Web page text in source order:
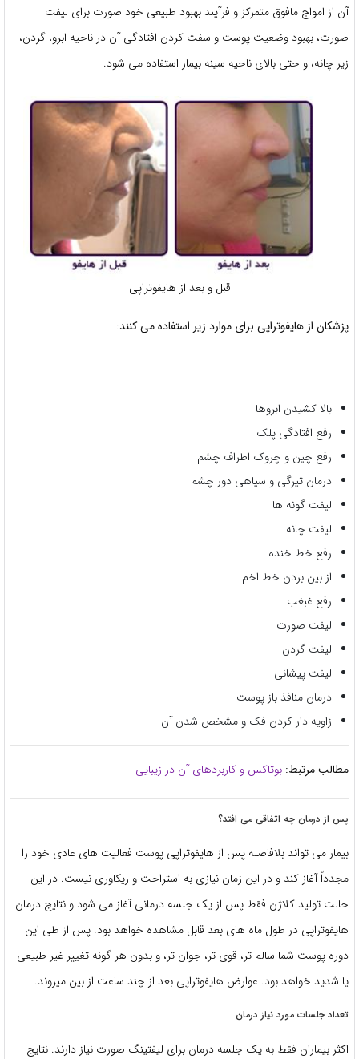
آن از امواج مافوق متمرکز و فرآیند بهبود طبیعی خود صورت برای لیفت
صورت، بهبود وضعیت پوست و سفت کردن افتادگی آن در ناحیه ابرو، گردن،
زیر چانه، و حتی بالای ناحیه سینه بیمار استفاده می شود.
قبل و بعد از هایفوتراپی
پزشکان از هایفوتراپی برای موارد زیر استفاده می کنند:
بالا کشیدن ابروها
رفع افتادگی پلک
رفع چین و چروک اطراف چشم
درمان تیرگی و سیاهی دور چشم
لیفت گونه ها
لیفت چانه
رفع خط خنده
از بین بردن خط اخم
رفع غبغب
لیفت صورت
لیفت گردن
لیفت پیشانی
درمان منافذ باز پوست
زاویه دار کردن فک و مشخص شدن آن
مطالب مرتبط: بوتاکس و کاربردهای آن در زیبایی
پس از درمان چه اتفاقی می افتد؟
بیمار می تواند بلافاصله پس از هایفوتراپی پوست فعالیت های عادی خود را
مجدداً آغاز کند و در این زمان نیازی به استراحت و ریکاوری نیست. در این
حالت تولید کلاژن فقط پس از یک جلسه درمانی آغاز می شود و نتایج درمان
هایفوتراپی در طول ماه های بعد قابل مشاهده خواهد بود. پس از طی این
دوره پوست شما سالم تر، قوی تر، جوان تر، و بدون هر گونه تغییر غیر طبیعی
یا شدید خواهد بود. عوارض هایفوتراپی بعد از چند ساعت از بین میروند.
تعداد جلسات مورد نیاز درمان
اکثر بیماران فقط به یک جلسه درمان برای لیفتینگ صورت نیاز دارند. نتایج